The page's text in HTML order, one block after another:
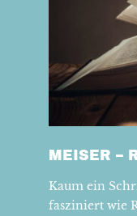
MEISER –
Kaum ein
fasziniert wie